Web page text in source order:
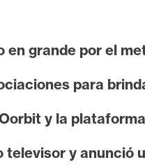
en grande por el
para
y la
televisor y anunció